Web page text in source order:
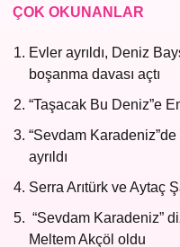
ÇOK OKUNANLAR
Evler ayrıldı, Deniz
boşanma davası açtı
“Taşacak Bu Deniz”e
“Sevdam
ayrıldı
Serra Arıtürk ve Aytaç
“Sevdam Karadeniz”
Meltem Akçöl oldu